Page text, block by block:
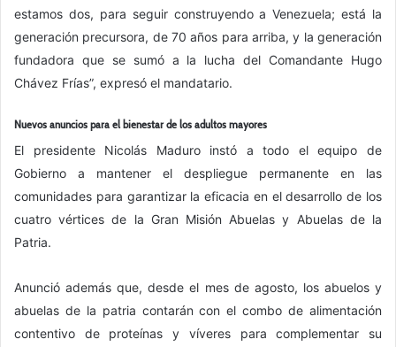
estamos dos, para seguir construyendo a Venezuela; está la
generación precursora, de 70 años para arriba, y la generación
fundadora que se sumó a la lucha del Comandante Hugo
Chávez Frías”, expresó el mandatario.
Nuevos anuncios para el bienestar de los adultos mayores
El presidente Nicolás Maduro instó a todo el equipo de
Gobierno a mantener el despliegue permanente en las
comunidades para garantizar la eficacia en el desarrollo de los
cuatro vértices de la Gran Misión Abuelas y Abuelas de la
Patria.
Anunció además que, desde el mes de agosto, los abuelos y
abuelas de la patria contarán con el combo de alimentación
contentivo de proteínas y víveres para complementar su